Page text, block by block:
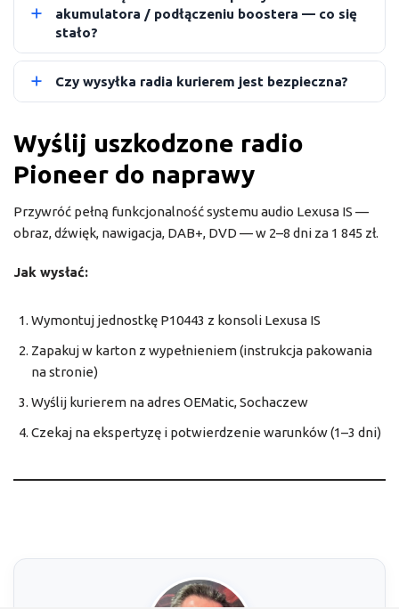
akumulatora / podłączeniu boostera — co się
stało?
Czy wysyłka radia kurierem jest bezpieczna?
Wyślij uszkodzone radio
Pioneer do naprawy
Przywróć pełną funkcjonalność systemu audio Lexusa IS —
obraz, dźwięk, nawigacja, DAB+, DVD — w 2–8 dni za 1 845 zł.
Jak wysłać:
Wymontuj jednostkę P10443 z konsoli Lexusa IS
Zapakuj w karton z wypełnieniem (instrukcja pakowania
na stronie)
Wyślij kurierem na adres OEMatic, Sochaczew
Czekaj na ekspertyzę i potwierdzenie warunków (1–3 dni)